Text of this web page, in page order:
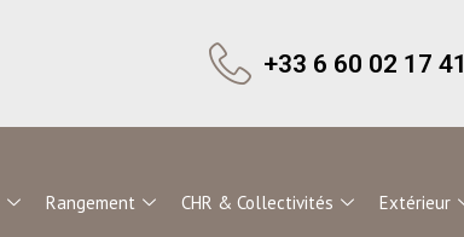
+33 6 60 02 17 41
Rangement CHR & Collectivités Extérieur